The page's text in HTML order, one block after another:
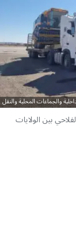
والجماعات المحلية والنقل
بين الولايات